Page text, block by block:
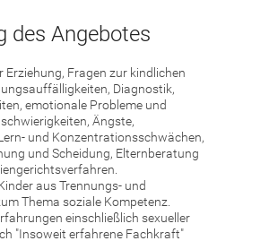
des Angebotes
Erziehung, Fragen zur kindlichen
Diagnostik,
emotionale Probleme und
Ängste,
und Konzentrationsschwächen,
und Scheidung, Elternberatung
aus Trennungs- und
Thema soziale Kompetenz.
einschließlich sexueller
"Insoweit erfahrene Fachkraft"